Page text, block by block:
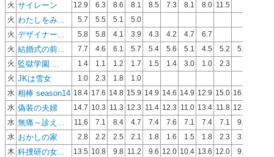
火 サイレーン 12.9 6.3 8.6 8.1 8.5 7.3 8.1 8.0 11.5
火 わたしをみ... 5.7 5.5 5.1
5.0
火 デザイナー... 5.8 5.8 4.1 3.9 4.3 4.2 4.7
6.7
火 結婚式の前... 7.7 4.6 6.1 5.7 5.4 5.6 5.1 4.5 5.2
5.8
火
監獄学園 ... 1.4 1.1 1.2 1.7 1.5 1.4 3.0 1.0
2.3
火 JKは雪女 1.0 2.3 1.8
1.0
水 相棒 season14 18.4 17.6 14.8 15.9 14.9 14.6 14.9 12.9 15.0 16.7
水 偽装の夫婦 14.7 10.3 11.3 12.3 11.4 12.3 11.0 13.4 11.8 12.8
水 無痛～診え... 11.6 7.1 8.4 4.7 7.4 7.6 7.1 7.4 7.1
9.6
水 おかしの家 2.8 2.2 2.5 2.1 1.8 1.6 1.5 1.8 2.3
3.5
木 科捜研の女... 13.5 10.8 9.8 11.2 9.6 12.0 10.4 13.6 12.0 9.2